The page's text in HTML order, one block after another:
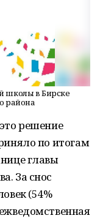
школы в Бирске
района
решение
по итогам
главы
За снос
(54%